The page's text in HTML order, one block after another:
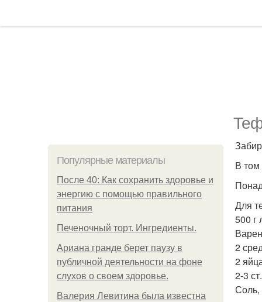
Популярные материалы
После 40: Как сохранить здоровье и
энергию с помощью правильного
питания
Печеночный торт. Ингредиенты.
Ариана гранде берет паузу в
публичной деятельности на фоне
слухов о своем здоровье.
Валерия Левитина была известна
В том
Для
500 г
2
2
2-3
Соль,